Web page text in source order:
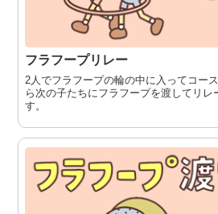
フラフープリレー
2人でフラフープの輪の中に入ってコー
ら次の子たちにフラフープを渡してリレ
す。